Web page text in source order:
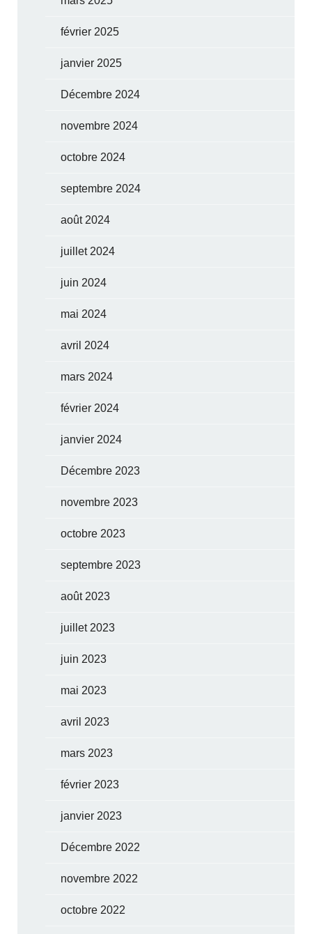
février 2025
janvier 2025
Décembre 2024
novembre 2024
octobre 2024
septembre 2024
août 2024
juillet 2024
juin 2024
mai 2024
avril 2024
mars 2024
février 2024
janvier 2024
Décembre 2023
novembre 2023
octobre 2023
septembre 2023
août 2023
juillet 2023
juin 2023
mai 2023
avril 2023
mars 2023
février 2023
janvier 2023
Décembre 2022
novembre 2022
octobre 2022